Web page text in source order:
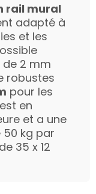
rail mural
adapté à
et les
de 2 mm
robustes
pour les
en
et a une
kg par
35 x 12